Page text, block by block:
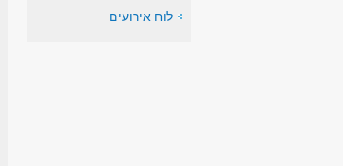
לוח אירועים